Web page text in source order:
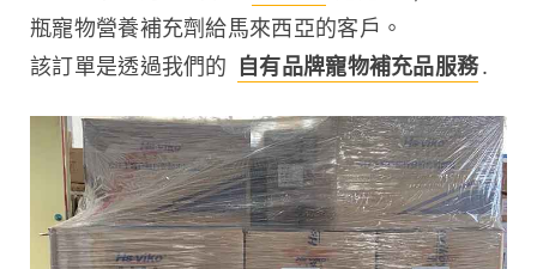
瓶寵物營養補充劑給馬來西亞的客戶。
該訂單是透過我們的
自有品牌寵物補充品服務.